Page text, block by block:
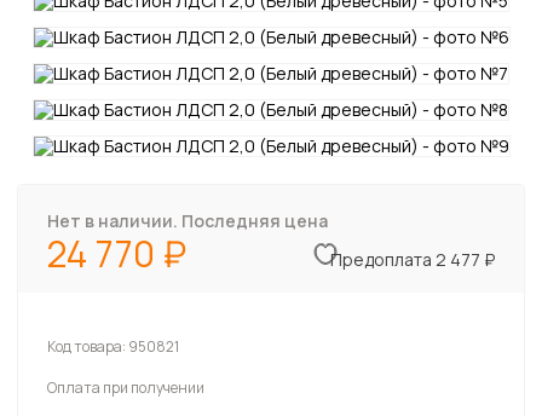
Нет в наличии. Последняя цена
24 770 Предоплата 2 477 ₽
Код товара: 950821
Оплата при получении